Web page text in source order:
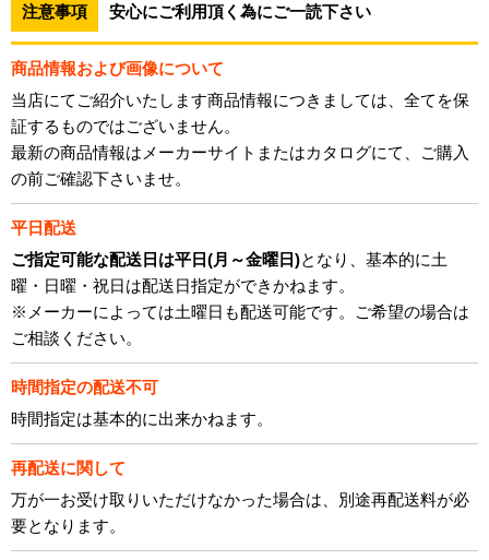
注意事項 安心にご利用頂く為にご一読下さい
商品情報および画像について
当店にてご紹介いたします商品情報につきましては、全てを保
証するものではございません。
最新の商品情報はメーカーサイトまたはカタログにて、ご購入
の前ご確認下さいませ。
平日配送
ご指定可能な配送日は平日(月～金曜日)となり、基本的に土
曜・日曜・祝日は配送日指定ができかねます。
※メーカーによっては土曜日も配送可能です。ご希望の場合は
ご相談ください。
時間指定の配送不可
時間指定は基本的に出来かねます。
再配送に関して
万が一お受け取りいただけなかった場合は、別途再配送料が必
要となります。